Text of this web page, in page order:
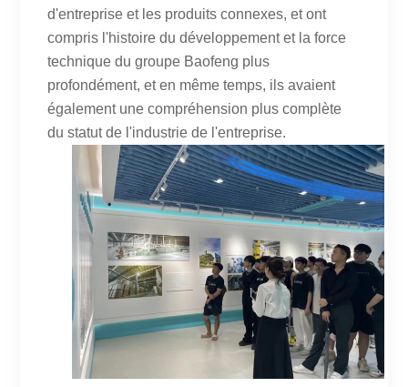
d'entreprise et les produits connexes, et ont
compris l'histoire du développement et la force
technique du groupe Baofeng plus
profondément, et en même temps, ils avaient
également une compréhension plus complète
du statut de l'industrie de l'entreprise.